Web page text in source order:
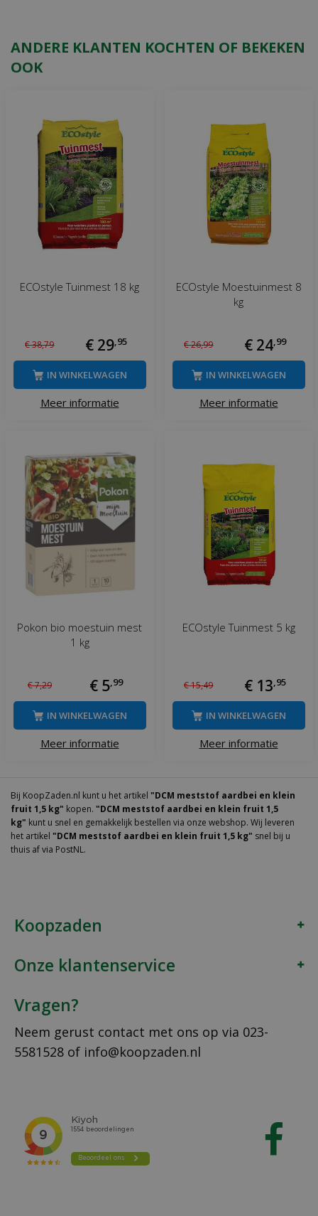
ANDERE KLANTEN KOCHTEN OF BEKEKEN
OOK
ECOstyle Tuinmest 18 kg
€38,79 € 29,95
Meer informatie
IN WINKELWAGEN
ECOstyle Moestuinmest 8
kg
€26,99 € 24,99
Meer informatie
IN WINKELWAGEN
Pokon bio moestuin mest
1 kg
€7,29 € 5,99
Meer informatie
IN WINKELWAGEN
ECOstyle Tuinmest 5 kg
€15,49 € 13,95
Meer informatie
IN WINKELWAGEN
Bij KoopZaden.nl kunt u het artikel "DCM meststof aardbei en klein
fruit 1,5 kg" kopen. "DCM meststof aardbei en klein fruit 1,5
kg" kunt u snel en gemakkelijk bestellen via onze webshop. Wij leveren
het artikel "DCM meststof aardbei en klein fruit 1,5 kg" snel bij u
thuis af via PostNL.
Koopzaden
Onze klantenservice
Vragen?
Neem gerust contact met ons op via 023-
5581528 of info@koopzaden.nl